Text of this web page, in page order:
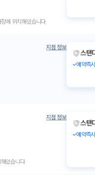
에 위치해있습니다
지점 정보
스탠
예약즉
지점 정보
있습니다
스탠
예약즉